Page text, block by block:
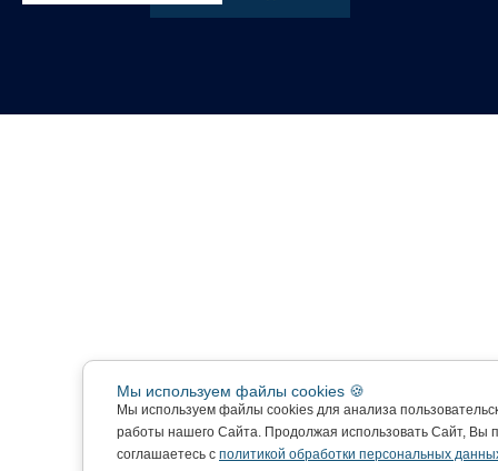
Мы используем файлы cookies 🍪
Мы используем файлы cookies для анализа
работы нашего Сайта. Продолжая использовать Сайт, Вы
соглашаетесь с политикой обработки персональных